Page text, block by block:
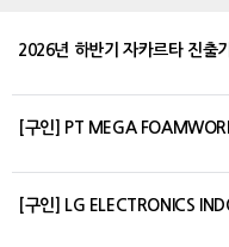
2026년 하반기 자카르타 진출
[구인] PT MEGA
[구인] LG ELECTRONICS